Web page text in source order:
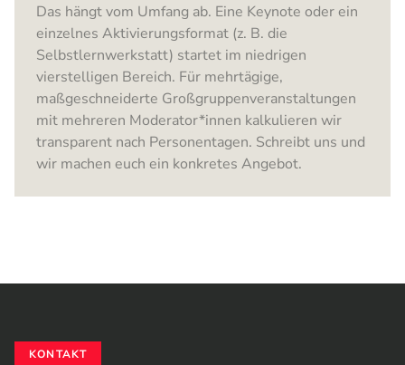
Das hängt vom Umfang ab. Eine Keynote oder ein
einzelnes Aktivierungsformat (z. B. die
Selbstlernwerkstatt) startet im niedrigen
vierstelligen Bereich. Für mehrtägige,
maßgeschneiderte Großgruppenveranstaltungen
mit mehreren Moderator*innen kalkulieren wir
transparent nach Personentagen. Schreibt uns und
wir machen euch ein konkretes Angebot.
KONTAKT